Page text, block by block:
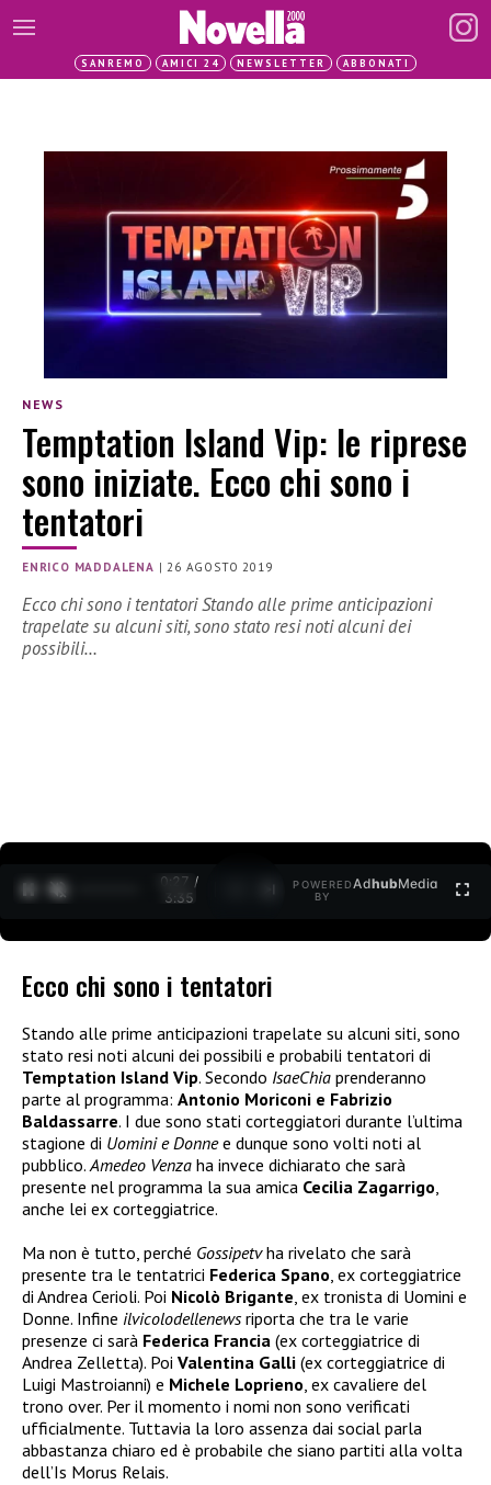
SANREMO AMICI 24 NEWSLETTER ABBONATI
NEWS
Temptation Island Vip: le riprese
sono iniziate. Ecco chi sono i
tentatori
ENRICO MADDALENA |26 AGOSTO 2019
Ecco chi sono i tentatori Stando alle prime anticipazioni
trapelate su alcuni siti, sono stato resi noti alcuni dei
possibili…
0:27 /
3:35
POWERED
BY
AdhubMedia
Ecco chi sono i tentatori
Stando alle prime anticipazioni trapelate su alcuni siti, sono
stato resi noti alcuni dei possibili e probabili tentatori di
Temptation Island Vip. Secondo IsaeChia prenderanno
parte al programma: Antonio Moriconi e Fabrizio
Baldassarre. I due sono stati corteggiatori durante l’ultima
stagione di Uomini e Donnee dunque sono volti noti al
pubblico.Amedeo Venza ha invece dichiarato che sarà
presente nel programma la sua amica Cecilia Zagarrigo,
anche lei ex corteggiatrice.
Ma non è tutto, perché Gossipetvha rivelato che sarà
presente tra le tentatrici Federica Spano, ex corteggiatrice
di Andrea Cerioli. Poi Nicolò Brigante, ex tronista di Uomini e
Donne. Infine ilvicolodellenewsriporta che tra le varie
presenze ci sarà Federica Francia (ex corteggiatrice di
Andrea Zelletta). Poi Valentina Galli (ex corteggiatrice di
Luigi Mastroianni) e Michele Loprieno, ex cavaliere del
trono over. Per il momento i nomi non sono verificati
ufficialmente. Tuttavia la loro assenza dai social parla
abbastanza chiaro ed è probabile che siano partiti alla volta
dell’Is Morus Relais.